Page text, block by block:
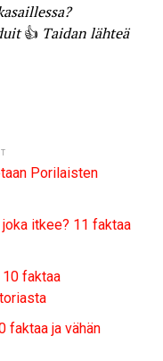
👍 Taidan lähteä
Porilaisten
itkee? 11 faktaa
faktaa
faktaa ja vähän